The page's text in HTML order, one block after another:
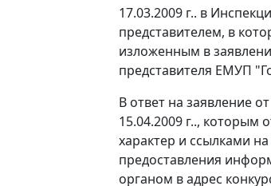
17.03.2009 г.. в
представителем, в
изложенным в
представителя ЕМУП
В ответ на заявление
15.04.2009 г..,
характер и ссылками
предоставления
органом в адрес